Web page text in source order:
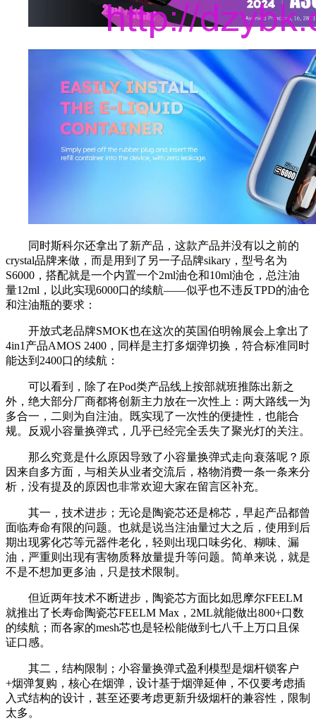
同时斯科尔还拿出了新产品，这款产品并没有以之前的
crystal品牌来做，而是用到了另一子品牌sikary，型号名为
S6000，搭配就是一个内置一个2ml油仓和10ml油仓，总注油
量12ml，以此实现6000口的续航——似乎也不违反TPD的油仓
和注油瓶的要求：
开放式老品牌SMOK也在这次的英国伯明翰展会上拿出了
4in1产品AMOS 2400，同样是主打多烟弹切换，符合标准同时
能达到2400口的续航：
可以看到，除了在Pod类产品线上按部就班推陈出新之
外，绝大部分厂商都将创新主力放在一次性上：两大路线一为
多合一，二则为自注油。既实现了一次性的便捷性，也能合
规。反观小容量换弹式，几乎已经完全丢失了聚光灯的关注。
那么究竟是什么原因导致了小容量换弹式走向衰落呢？原
因来自多方面，与相关从业者交流后，格物消费一条一条来分
析，没有提及的原因也非常欢迎大家在留言区补充。
其一，技术进步；无论是陶瓷芯还是棉芯，早起产品都曾
面临寿命有限的问题。也就是说当注油量过大之后，使用到后
期出现雾化芯等元器件老化，轻则出现口味劣化、糊味、漏
油，严重则出现有害物质释放量提升等问题。简单来说，就是
不是不想加更多油，只是技术限制。
但近两年技术不断进步，陶瓷芯方面比如思摩尔FEELM
就推出了长寿命陶瓷芯FEELM Max，2ML就能做出800+口数
的续航；而各家的mesh芯也是轻松能做到七八千上万口且保
证口感。
其二，结构限制；小容量换弹式盈利模型是烟杆锁客户
+烟弹复购，核心在烟弹，设计基于烟弹延伸，不仅要考虑插
入式结构的设计，甚至还要考虑更新升级烟杆的兼容性，限制
太多。